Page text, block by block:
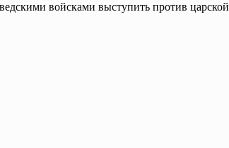
войсками выступить против царской